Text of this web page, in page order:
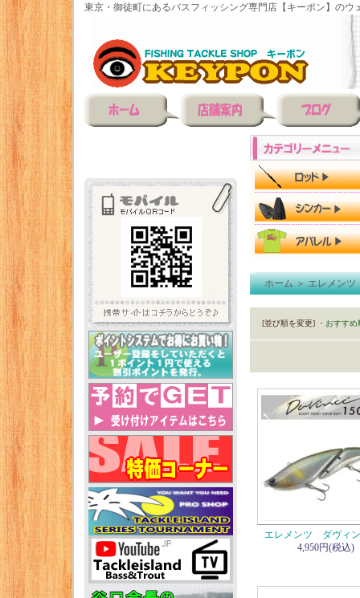
東京・御徒町にあるバスフィッシング専門店【キーポン】のウ
ホーム＞エレメンツ
[並び順を変更] ・おすすめ
エレメンツ ダヴィン
4,950円(税込)